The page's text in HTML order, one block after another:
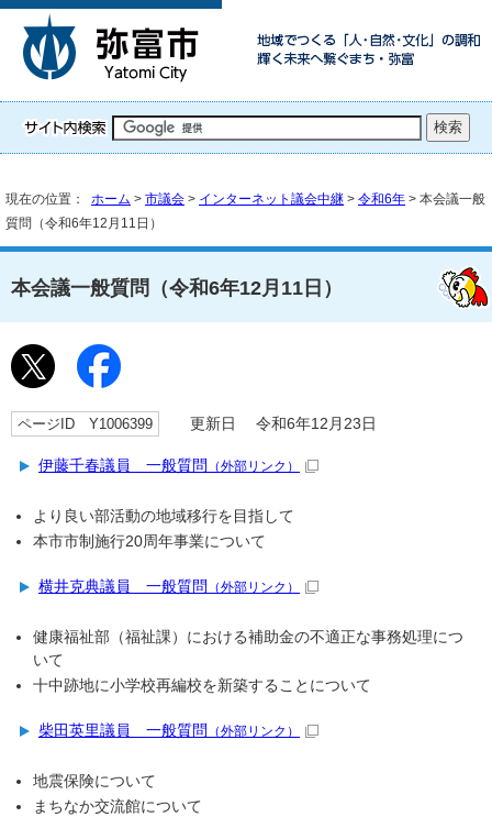
現在の位置： ホーム > 市議会 > インターネット議会中継 > 令和6年 > 本会議一般
質問（令和6年12月11日）
本会議一般質問（令和6年12月11日）
ページID Y1006399 更新日 令和6年12月23日
伊藤千春議員 一般質問 （外部リンク）
より良い部活動の地域移行を目指して
本市市制施行20周年事業について
横井克典議員 一般質問 （外部リンク）
健康福祉部（福祉課）における補助金の不適正な事務処理につ
いて
十中跡地に小学校再編校を新築することについて
柴田英里議員 一般質問 （外部リンク）
地震保険について
まちなか交流館について